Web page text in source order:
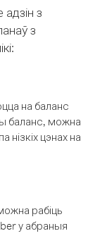
з
з
на баланс
баланс, можна
нізкіх цэнах на
рабіць
у абраныя